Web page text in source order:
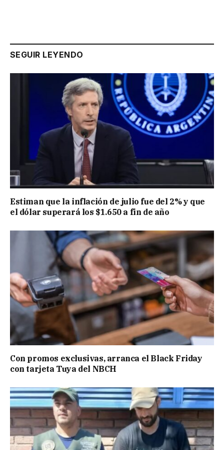
SEGUIR LEYENDO
Estiman que la inflación de julio fue del 2% y que
el dólar superará los $1.650 a fin de año
Con promos exclusivas, arranca el Black Friday
con tarjeta Tuya del NBCH